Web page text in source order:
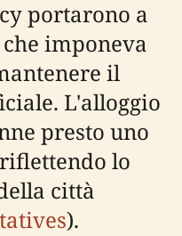
portarono a
imponeva
il
L'alloggio
presto uno
lo
città
).